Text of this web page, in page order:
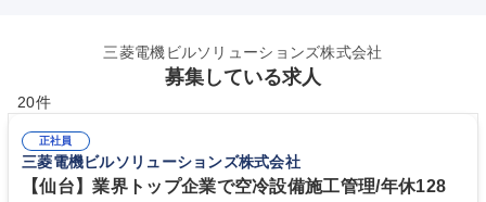
三菱電機ビルソリューションズ株式会社
募集している求人
20件
正社員
三菱電機ビルソリューションズ株式会社
【仙台】業界トップ企業で空冷設備施工管理/年休128